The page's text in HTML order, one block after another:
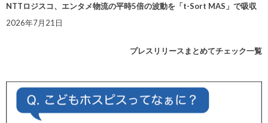
NTTロジスコ、エンタメ物流の平時5倍の波動を「t-Sort MAS」で吸収
2026年7月21日
プレスリリースまとめてチェック一覧